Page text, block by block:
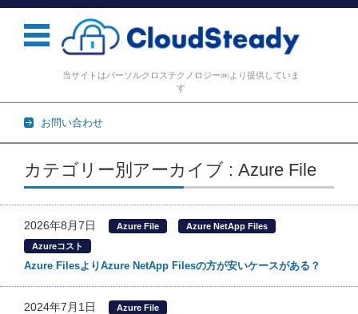
当サイトはパーソルクロステクノロジー㈱より提供していま
す
お問い合わせ
コンテンツに移動
カテゴリー別アーカイブ : Azure File
2026年8月7日 Azure File Azure NetApp Files
Azureコスト
Azure FilesよりAzure NetApp Filesの方が安いケースがある？
2024年7月1日 Azure File